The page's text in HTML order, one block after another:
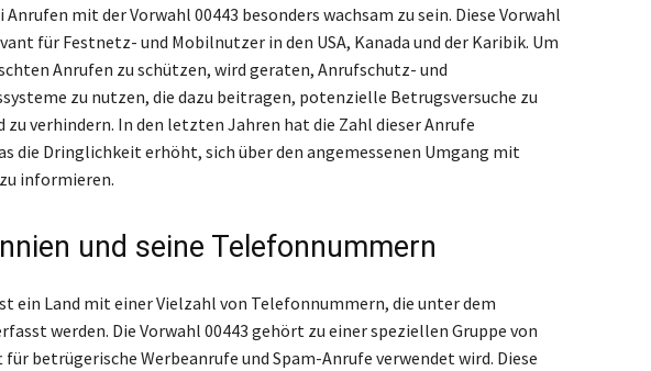
mit der Vorwahl 00443 besonders wachsam zu sein. Diese Vorwahl
für Festnetz- und Mobilnutzer in den USA, Kanada und der Karibik. Um
Anrufen zu schützen, wird geraten, Anrufschutz- und
zu nutzen, die dazu beitragen, potenzielle Betrugsversuche zu
verhindern. In den letzten Jahren hat die Zahl dieser Anrufe
die Dringlichkeit erhöht, sich über den angemessenen Umgang mit
informieren.
und seine Telefonnummern
ein Land mit einer Vielzahl von Telefonnummern, die unter dem
werden. Die Vorwahl 00443 gehört zu einer speziellen Gruppe von
betrügerische Werbeanrufe und Spam-Anrufe verwendet wird. Diese